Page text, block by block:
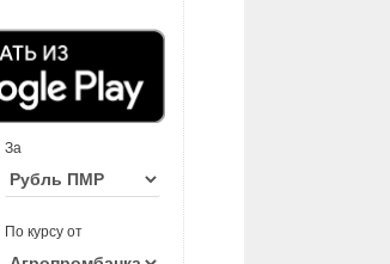
За
По курсу от